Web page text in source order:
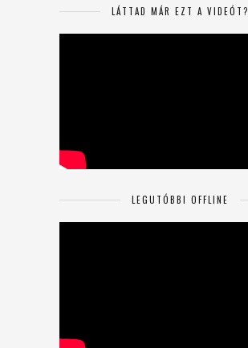
LÁTTAD MÁR EZT A VIDEÓT?
LEGUTÓBBI OFFLINE